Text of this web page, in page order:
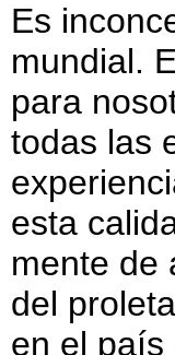
Es
mundial.
para
todas las
esta
mente de
del
en el país